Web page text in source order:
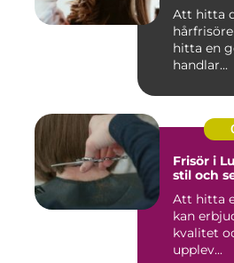
Att hitta
hitta en
handlar...
Frisör i
stil och
Att hitta
kan
kvalitet
upplev...